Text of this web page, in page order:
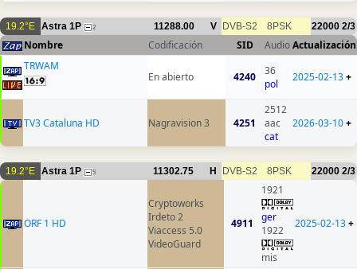
19.2°E Astra 1P 2 11288.00 V DVB-S2 8PSK 22000 2/3
Nombre Codificación SID AudioActualización
TRWAM
En abierto
4240
36
pol
2025-02-13+
TV3 Cataluna HD Nagravision 3 4251
2512
aac
cat
2026-03-10+
19.2°E Astra 1P 5 11302.75 H DVB-S2 8PSK 22000 2/3
ORF 1 HD
Cryptoworks
Irdeto 2
Viaccess 5.0
VideoGuard
4911
1921
ger
1922
mis
2025-02-13+